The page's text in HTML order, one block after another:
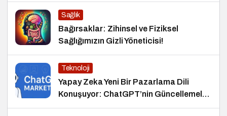
Sağlık
Bağırsaklar: Zihinsel ve Fiziksel
Sağlığımızın Gizli Yöneticisi!
Teknoloji
Yapay Zeka Yeni Bir Pazarlama Dili
Konuşuyor: ChatGPT’nin Güncellemeleri
ve Markalara Yönelik Fırsatlar